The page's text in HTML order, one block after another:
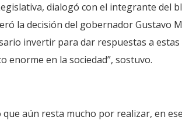
dialogó con el integrante del
la decisión del gobernador Gustavo
invertir para dar respuestas a
enorme en la sociedad”, sostuvo.
que aún resta mucho por realizar, en